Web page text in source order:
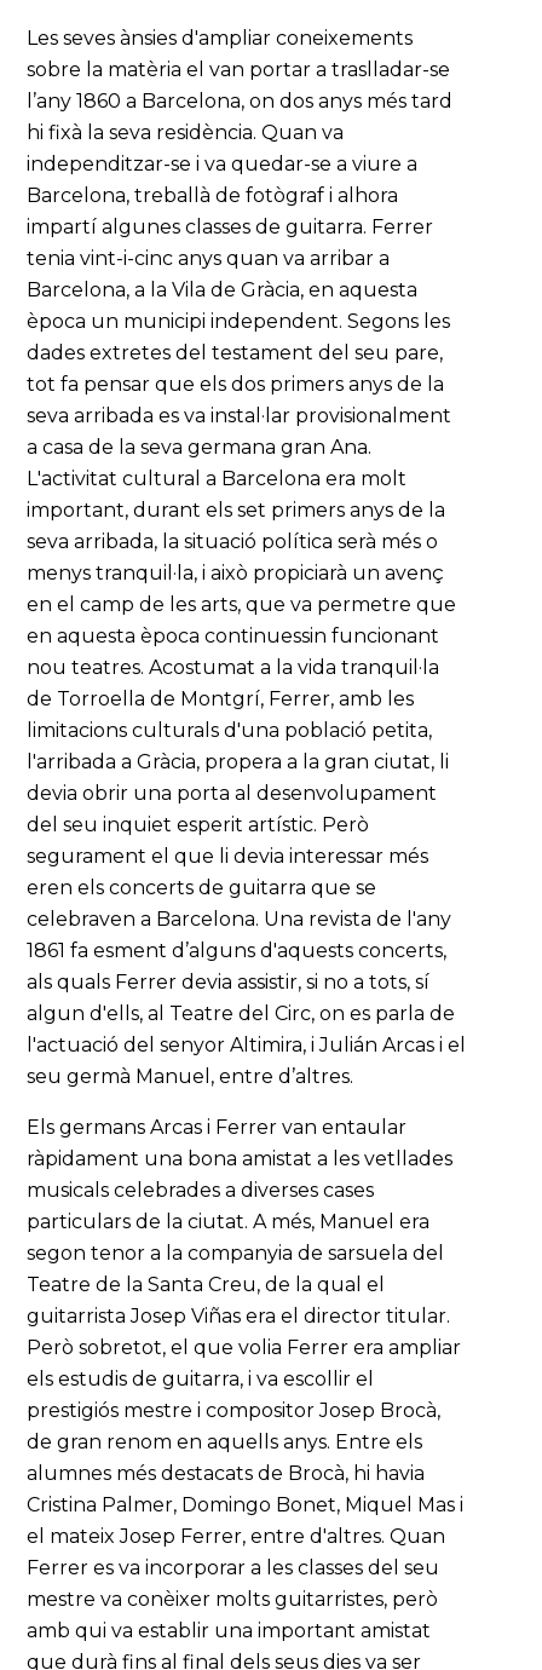
Les seves ànsies d'ampliar coneixements
sobre la matèria el van portar a traslladar-se
l’any 1860 a Barcelona, on dos anys més tard
hi fixà la seva residència. Quan va
independitzar-se i va quedar-se a viure a
Barcelona, treballà de fotògraf i alhora
impartí algunes classes de guitarra. Ferrer
tenia vint-i-cinc anys quan va arribar a
Barcelona, a la Vila de Gràcia, en aquesta
època un municipi independent. Segons les
dades extretes del testament del seu pare,
tot fa pensar que els dos primers anys de la
seva arribada es va instal·lar provisionalment
a casa de la seva germana gran Ana.
L'activitat cultural a Barcelona era molt
important, durant els set primers anys de la
seva arribada, la situació política serà més o
menys tranquil·la, i això propiciarà un avenç
en el camp de les arts, que va permetre que
en aquesta època continuessin funcionant
nou teatres. Acostumat a la vida tranquil·la
de Torroella de Montgrí, Ferrer, amb les
limitacions culturals d'una població petita,
l'arribada a Gràcia, propera a la gran ciutat, li
devia obrir una porta al desenvolupament
del seu inquiet esperit artístic. Però
segurament el que li devia interessar més
eren els concerts de guitarra que se
celebraven a Barcelona. Una revista de l'any
1861 fa esment d’alguns d'aquests concerts,
als quals Ferrer devia assistir, si no a tots, sí
algun d'ells, al Teatre del Circ, on es parla de
l'actuació del senyor Altimira, i Julián Arcas i el
seu germà Manuel, entre d’altres.
Els germans Arcas i Ferrer van entaular
ràpidament una bona amistat a les vetllades
musicals celebrades a diverses cases
particulars de la ciutat. A més, Manuel era
segon tenor a la companyia de sarsuela del
Teatre de la Santa Creu, de la qual el
guitarrista Josep Viñas era el director titular.
Però sobretot, el que volia Ferrer era ampliar
els estudis de guitarra, i va escollir el
prestigiós mestre i compositor Josep Brocà,
de gran renom en aquells anys. Entre els
alumnes més destacats de Brocà, hi havia
Cristina Palmer, Domingo Bonet, Miquel Mas i
el mateix Josep Ferrer, entre d'altres. Quan
Ferrer es va incorporar a les classes del seu
mestre va conèixer molts guitarristes, però
amb qui va establir una important amistat
que durà fins al final dels seus dies va ser